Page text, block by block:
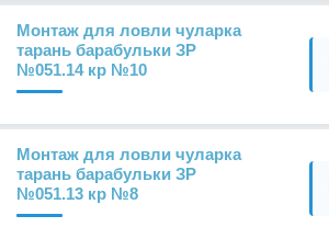
Монтаж для ловли чуларка
тарань барабульки ЗР
№051.14 кр №10
Монтаж для ловли чуларка
тарань барабульки ЗР
№051.13 кр №8